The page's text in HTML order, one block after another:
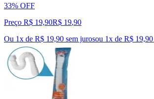
33% OFF
Preço R$ 19,90R$ 19,90
Ou 1x de R$ 19,90 sem jurosou 1x de R$ 19,90